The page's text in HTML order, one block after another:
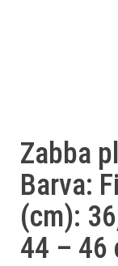
Zabba
Barva:
(cm):
44 – 46